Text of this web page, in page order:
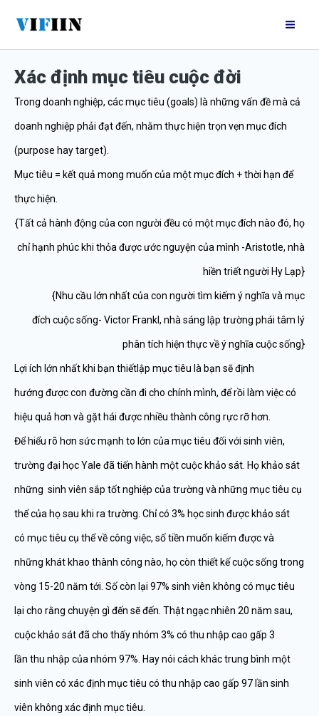
nội
dungXác định mục tiêu cuộc đời
Trong doanh nghiệp, các mục tiêu (goals) là những vấn đề mà cả
doanh nghiệp phải đạt đến, nhằm thực hiện trọn vẹn mục đích
(purpose hay target).
Mục tiêu = kết quả mong muốn của một mục đích + thời hạn để
thực hiện.
{Tất cả hành động của con người đều có một mục đích nào đó, họ
chỉ hạnh phúc khi thỏa được ước nguyện của mình -Aristotle, nhà
hiền triết người Hy Lạp}
{Nhu cầu lớn nhất của con người tìm kiếm ý nghĩa và mục
đích cuộc sống- Victor Frankl, nhà sáng lập trường phái tâm lý
phân tích hiện thực về ý nghĩa cuộc sống}
Lợi ích lớn nhất khi bạn thiếtlập mục tiêu là bạn sẽ định
hướng được con đường cần đi cho chính mình, để rồi làm việc có
hiệu quả hơn và gặt hái được nhiều thành công rực rỡ hơn.
Để hiểu rõ hơn sức mạnh to lớn của mục tiêu đối với sinh viên,
trường đại học Yale đã tiến hành một cuộc khảo sát. Họ khảo sát
những sinh viên sắp tốt nghiệp của trường và những mục tiêu cụ
thể của họ sau khi ra trường. Chỉ có 3% học sinh được khảo sát
có mục tiêu cụ thể về công việc, số tiền muốn kiếm được và
những khát khao thành công nào, họ còn thiết kế cuộc sống trong
vòng 15-20 năm tới. Số còn lại 97% sinh viên không có mục tiêu
lại cho rằng chuyện gì đến sẽ đến. Thật ngạc nhiên 20 năm sau,
cuộc khảo sát đã cho thấy nhóm 3% có thu nhập cao gấp 3
lần thu nhập của nhóm 97%. Hay nói cách khác trung bình một
sinh viên có xác định mục tiêu có thu nhập cao gấp 97 lần sinh
viên không xác định mục tiêu.